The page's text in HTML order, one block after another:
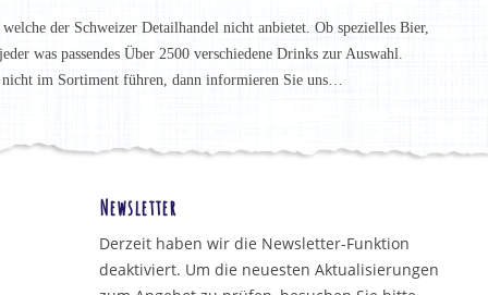
der Schweizer Detailhandel nicht anbietet. Ob spezielles Bier,
was passendes Über 2500 verschiedene Drinks zur Auswahl.
im Sortiment führen, dann informieren Sie uns…
Newsletter
Derzeit haben wir die Newsletter-Funktion
deaktiviert. Um die neuesten Aktualisierungen